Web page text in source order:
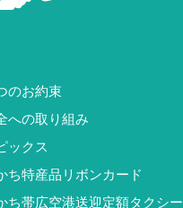
のお約束
への取り組み
ックス
ち特産品リボンカード
ち帯広空港送迎定額タクシー